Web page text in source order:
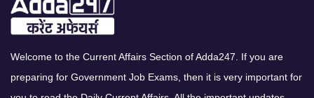
Welcome to the Current Affairs Section of Adda247. If you are
preparing for Government Job Exams, then it is very important for